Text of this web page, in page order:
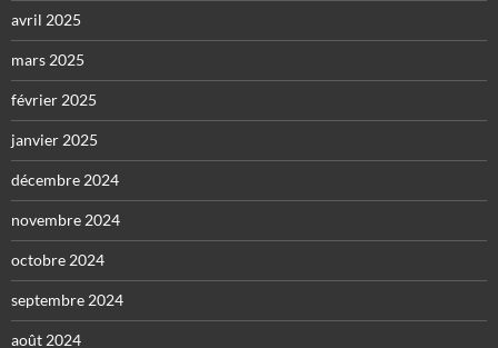
avril 2025
mars 2025
février 2025
janvier 2025
décembre 2024
novembre 2024
octobre 2024
septembre 2024
août 2024